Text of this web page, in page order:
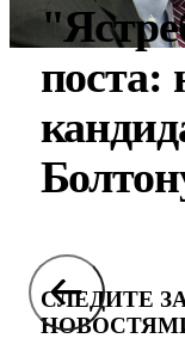
поста:
СЛЕДИТЕ